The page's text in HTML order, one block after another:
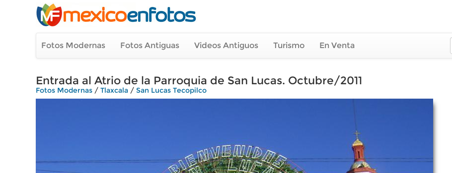
Fotos Modernas Fotos Antiguas Videos Antiguos Turismo En Venta
Entrada al Atrio de la Parroquia de San Lucas. Octubre/2011
Fotos Modernas / Tlaxcala / San Lucas Tecopilco